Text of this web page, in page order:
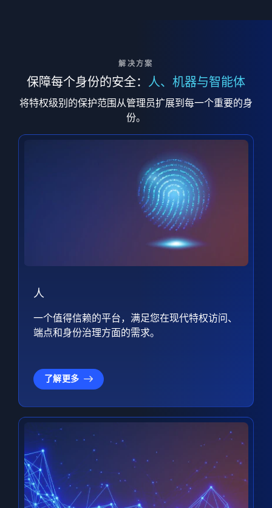
解决方案
保障每个身份的安全： 人、机器与智能体
将特权级别的保护范围从管理员扩展到每一个重要的身
份。
人
一个值得信赖的平台，满足您在现代特权访问、
端点和身份治理方面的需求。
了解更多